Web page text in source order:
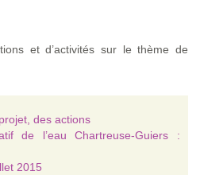
et d’activités sur le thème de
des actions
de l’eau Chartreuse-Guiers :
2015